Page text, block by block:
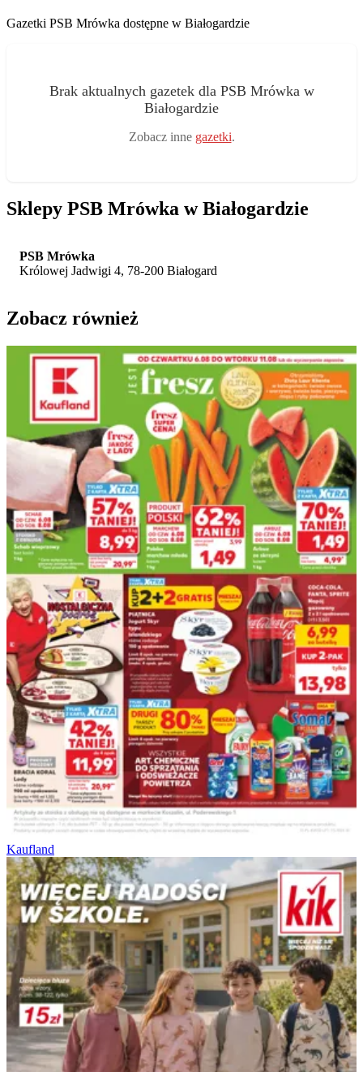
Gazetki PSB Mrówka dostępne w Białogardzie
Brak aktualnych gazetek dla PSB Mrówka w
Białogardzie
Zobacz inne gazetki.
Sklepy PSB Mrówka w Białogardzie
PSB Mrówka
Królowej Jadwigi 4, 78-200 Białogard
Zobacz również
Kaufland